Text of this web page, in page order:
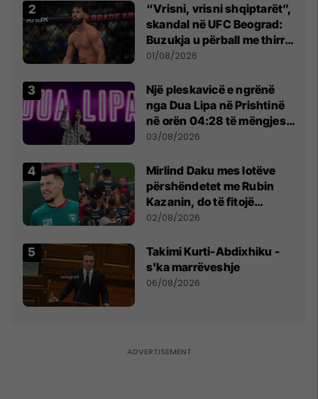
“Vrisni, vrisni shqiptarët”,
skandal në UFC Beograd:
Buzukja u përball me thirrje
anti-shqiptare nga
01/08/2026
Një pleskavicë e ngrënë
nga Dua Lipa në Prishtinë
në orën 04:28 të mëngjesit
- dhe bota digjitale serbe
03/08/2026
Mirlind Daku mes lotëve
përshëndetet me Rubin
Kazanin, do të fitojë
miliona te Spartak Moska
02/08/2026
Takimi Kurti-Abdixhiku -
s'ka marrëveshje
06/08/2026